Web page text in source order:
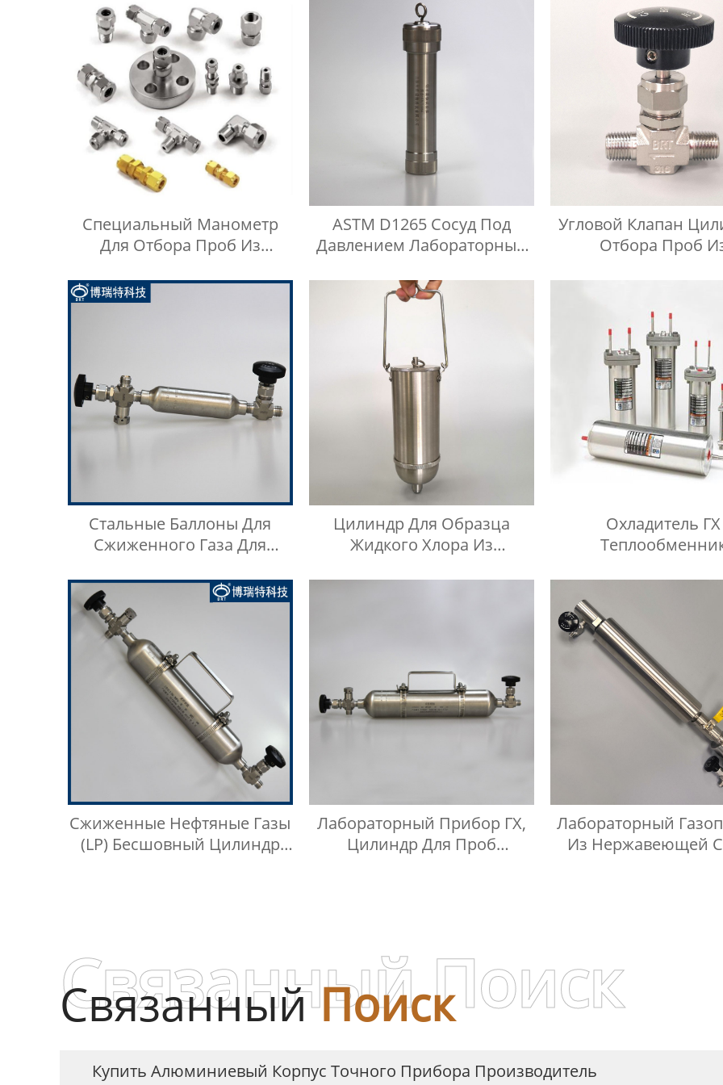
Специальный Манометр
Для Отбора Проб Из
Включая Тройник Из
Нержавеющей Стали
ASTM D1265 Сосуд Под
Давлением Лабораторный
Контейнер Для Проб
Угловой Клапан
Отбора Проб
Стальные Баллоны Для
Сжиженного Газа Для
Нефтяного Газа
Цилиндр Для Образца
Жидкого Хлора Из
Охладитель ГХ
Оборудование
Сжиженные Нефтяные Газы
(LP) Бесшовный Цилиндр
Лабораторный Прибор ГХ,
Цилиндр Для Проб
Лабораторный
Из Нержавеющей
СвязанныйПоиск
Связанный Поиск
Купить Алюминиевый Корпус Точного Прибора Производитель